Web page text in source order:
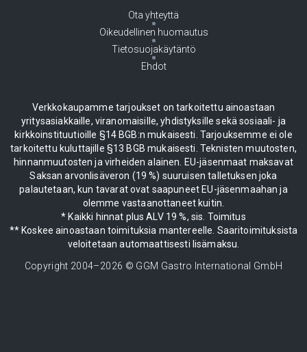
Ota yhteyttä
Oikeudellinen huomautus
Tietosuojakäytäntö
Ehdot
Verkkokaupamme tarjoukset on tarkoitettu ainoastaan
yritysasiakkaille, viranomaisille, yhdistyksille sekä sosiaali- ja
kirkkoinstituutioille §14 BGB:n mukaisesti. Tarjouksemme ei ole
tarkoitettu kuluttajille §13 BGB mukaisesti. Teknisten muutosten,
hinnanmuutosten ja virheiden alainen. EU-jäsenmaat maksavat
Saksan arvonlisäveron (19 %) suuruisen talletuksen joka
palautetaan, kun tavarat ovat saapuneet EU-jäsenmaahan ja
olemme vastaanottaneet kuitin.
* Kaikki hinnat plus ALV 19 %, sis. Toimitus
** Koskee ainoastaan toimituksia mantereelle. Saaritoimituksista
veloitetaan automaattisesti lisämaksu.
Copyright 2004–2026 © GGM Gastro International GmbH